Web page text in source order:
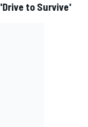
to Survive'